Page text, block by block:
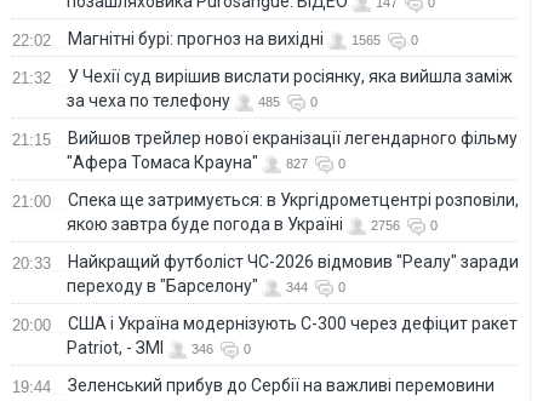
22:02 Магнітні бурі: прогноз на вихідні 1565 0
21:32
У Чехії суд вирішив вислати росіянку, яка вийшла заміж
за чеха по телефону
485 0
21:15
Вийшов трейлер нової екранізації легендарного фільму
"Афера Томаса Крауна"
827 0
21:00
Спека ще затримується: в Укргідрометцентрі розповіли,
якою завтра буде погода в Україні
2756 0
20:33
Найкращий футболіст ЧС-2026 відмовив "Реалу" заради
переходу в "Барселону"
344 0
20:00
США і Україна модернізують С-300 через дефіцит ракет
Patriot, - ЗМІ
346 0
19:44 Зеленський прибув до Сербії на важливі перемовини